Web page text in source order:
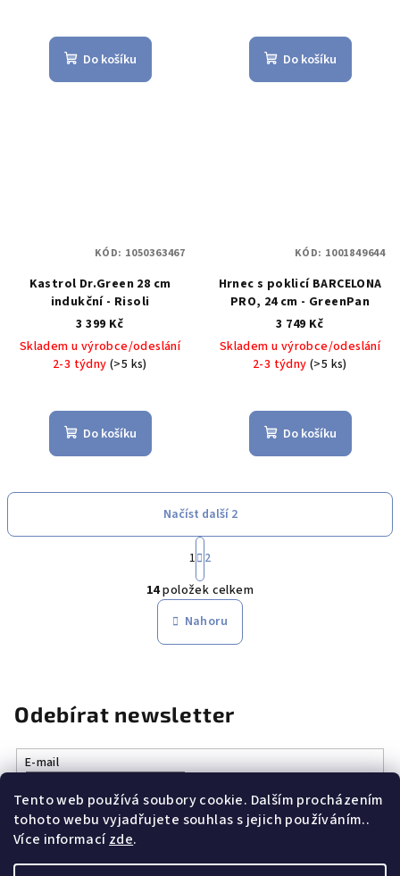
Tento web používá soubory cookie. Dalším procházením
tohoto webu vyjadřujete souhlas s jejich používáním..
Více informacízde.
Do košíku Do košíku
Kastrol Dr.Green 28 cm
indukční - Risoli
3 399 Kč
Skladem u výrobce/odeslání
2-3 týdny(>5 ks)
Do košíku
KÓD: 1050363467
Hrnec s poklicí BARCELONA
PRO, 24 cm - GreenPan
3 749 Kč
Skladem u výrobce/odeslání
2-3 týdny(>5 ks)
Do košíku
KÓD: 1001849644
O
v
l
á
í
r
k
y
ý
Načíst další 2
S
t
r
á
n
k
o
í
1 2
14položek celkem
Nahoru
Odebírat newsletter
E-mail
Vložením e-mailu souhlasíte spodmínkami ochrany osobních
údajů